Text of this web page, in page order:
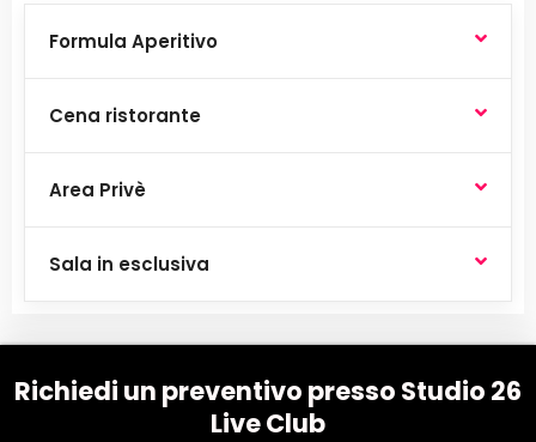
Formula Aperitivo
Cena ristorante
Area Privè
Sala in esclusiva
Richiedi un preventivo presso Studio 26
Live Club